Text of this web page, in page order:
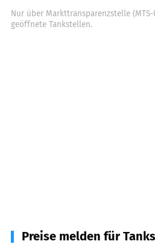
Nur über Markttransparenzstelle
geöffnete Tankstellen.
Preise melden für